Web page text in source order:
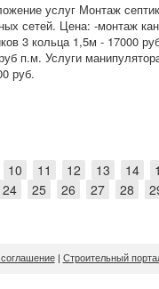
услуг Монтаж
сетей. Цена: -монтаж
3 кольца 1,5м - 17000
п.м. Услуги
руб.
10 11 12 13 14
24 25 26 27 28
| Строительный